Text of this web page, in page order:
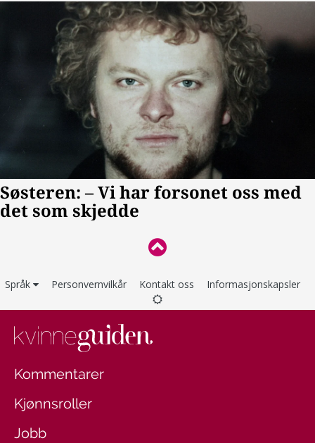
Språk Personvernvilkår Kontakt oss Informasjonskapsler
Kommentarer
Kjønnsroller
Jobb